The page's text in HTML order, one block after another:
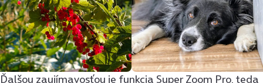
Ďalšou zaujímavosťou je funkcia Super Zoom Pro, teda